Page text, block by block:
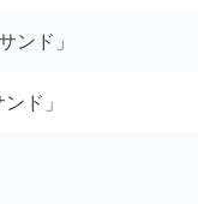
ンド」
ド」